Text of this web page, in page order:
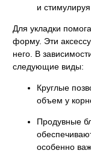
и стимулируя
Для укладки
форму. Эти
него. В
следующие виды:
Круглые
объем у
Продувные
особенно